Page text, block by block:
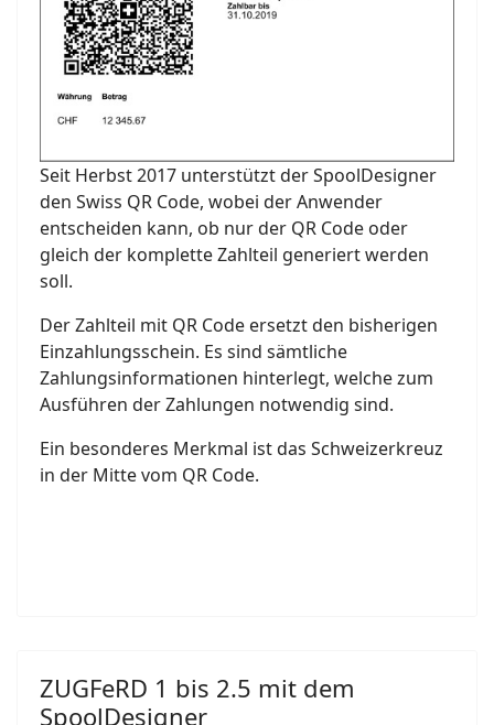
Seit Herbst 2017 unterstützt der SpoolDesigner
den Swiss QR Code, wobei der Anwender
entscheiden kann, ob nur der QR Code oder
gleich der komplette Zahlteil generiert werden
soll.
Der Zahlteil mit QR Code ersetzt den bisherigen
Einzahlungsschein. Es sind sämtliche
Zahlungsinformationen hinterlegt, welche zum
Ausführen der Zahlungen notwendig sind.
Ein besonderes Merkmal ist das Schweizerkreuz
in der Mitte vom QR Code.
ZUGFeRD 1 bis 2.5 mit dem
SpoolDesigner